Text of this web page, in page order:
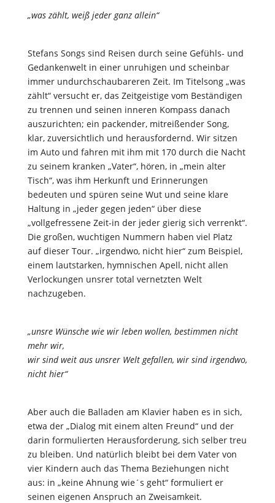
„was zählt, weiß jeder ganz allein“
Stefans Songs sind Reisen durch seine Gefühls- und
Gedankenwelt in einer unruhigen und scheinbar
immer undurchschaubareren Zeit. Im Titelsong „was
zählt“ versucht er, das Zeitgeistige vom Beständigen
zu trennen und seinen inneren Kompass danach
auszurichten; ein packender, mitreißender Song,
klar, zuversichtlich und herausfordernd. Wir sitzen
im Auto und fahren mit ihm mit 170 durch die Nacht
zu seinem kranken „Vater“, hören, in „mein alter
Tisch“, was ihm Herkunft und Erinnerungen
bedeuten und spüren seine Wut und seine klare
Haltung in „jeder gegen jeden“ über diese
„vollgefressene Zeit-in der jeder gierig sich verrenkt“.
Die großen, wuchtigen Nummern haben viel Platz
auf dieser Tour. „irgendwo, nicht hier“ zum Beispiel,
einem lautstarken, hymnischen Apell, nicht allen
Verlockungen unsrer total vernetzten Welt
nachzugeben.
„unsre Wünsche wie wir leben wollen, bestimmen nicht
mehr wir,
wir sind weit aus unsrer Welt gefallen, wir sind irgendwo,
nicht hier“
Aber auch die Balladen am Klavier haben es in sich,
etwa der „Dialog mit einem alten Freund“ und der
darin formulierten Herausforderung, sich selber treu
zu bleiben. Und natürlich bleibt bei dem Vater von
vier Kindern auch das Thema Beziehungen nicht
aus: in „keine Ahnung wie´s geht“ formuliert er
seinen eigenen Anspruch an Zweisamkeit.